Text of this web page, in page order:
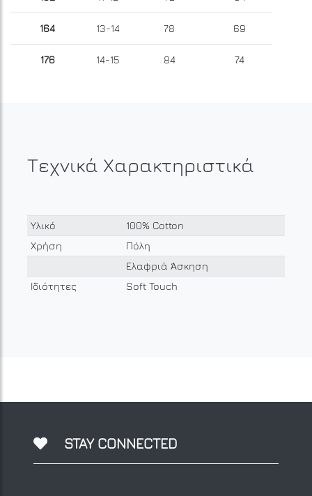
164 13-14 78 69
176 14-15 84 74
Τεχνικά Χαρακτηριστικά
Υλικό
100% Cotton
Χρήση
Πόλη
Ελαφριά Άσκηση
Ιδιότητες
Soft Touch
STAY CONNECTED